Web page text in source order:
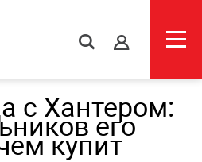
s
с Хантером:
его
купит